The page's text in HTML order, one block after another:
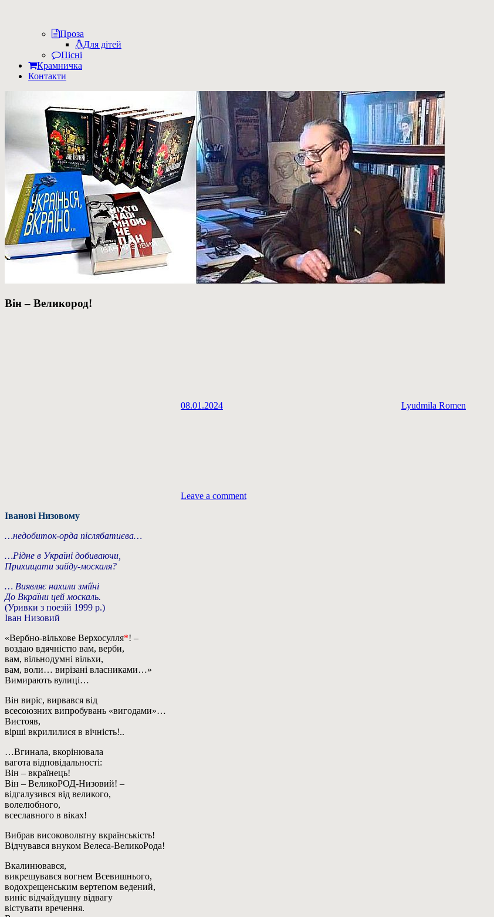
Проза
Для дітей
Пісні
Крамничка
Контакти
Він – Великород!
08.01.2024 Lyudmila Romen
Leave a comment
Іванові Низовому
…недобиток-орда післябатиєва…
…Рідне в Україні добиваючи,
Прихищати зайду-москаля?
… Виявляє нахили зміїні
До Вкраїни цей москаль.
(Уривки з поезій 1999 р.)
Іван Низовий
«Вербно-вільхове Верхосулля*! –
воздаю вдячністю вам, верби,
вам, вільнодумні вільхи,
вам, воли… вирізані власниками…»
Вимирають вулиці…
Він виріс, вирвався від
всесоюзних випробувань «вигодами»…
Вистояв,
вірші вкрилилися в вічність!..
…Вгинала, вкорінювала
вагота відповідальності:
Він – вкраїнець!
Він – ВеликоРОД-Низовий! –
відгалузився від великого,
волелюбного,
всеславного в віках!
Вибрав високовольтну вкраїнськість!
Відчувався внуком Велеса-ВеликоРода!
Вкалинювався,
викрешувався вогнем Всевишнього,
водохрещенським вертепом ведений,
виніс відчайдушну відвагу
вістувати вречення.